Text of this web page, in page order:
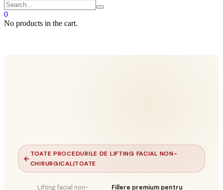
0
No products in the cart.
←
TOATE PROCEDURILE DE LIFTING FACIAL NON-
CHIRURGICAL|TOATE
Lifting facial non-
Fillere premium pentru